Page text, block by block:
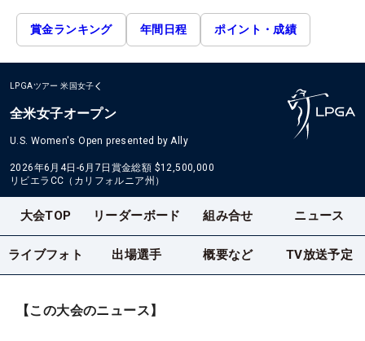
賞金ランキング 年間日程 ポイント・成績
LPGAツアー 米国女子
全米女子オープン
U.S. Women's Open presented by Ally
2026年6月4日-6月7日 賞金総額 $12,500,000
リビエラCC（カリフォルニア州）
大会TOP リーダーボード 組み合せ ニュース
ライブフォト 出場選手 概要など TV放送予定
【この大会のニュース】